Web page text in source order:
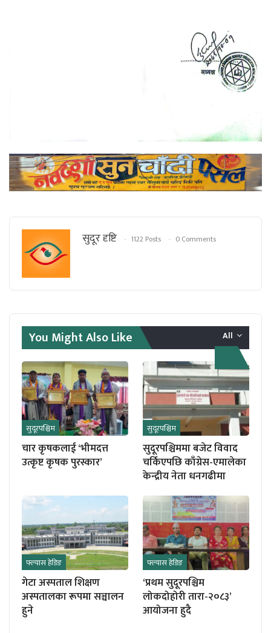
सुदूर दृष्टि 1122 Posts 0 Comments
All
You Might Also Like
सुदूरपश्चिम
चार कृषकलाई ‘भीमदत्त
उत्कृष्ट कृषक पुरस्कार’
सुदूरपश्चिम
सुदूरपश्चिममा बजेट विवाद
चर्किएपछि काँग्रेस-एमालेका
केन्द्रीय नेता धनगढीमा
फ्ल्यास हेडिङ
गेटा अस्पताल शिक्षण
अस्पतालका रूपमा सञ्चालन
हुने
फ्ल्यास हेडिङ
‘प्रथम सुदूरपश्चिम
लोकदोहोरी तारा-२०८३’
आयोजना हुदै